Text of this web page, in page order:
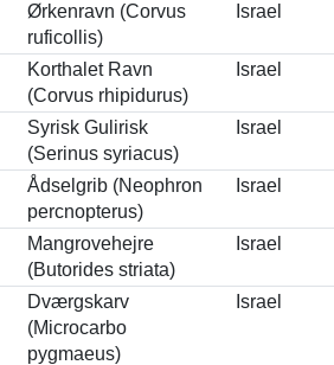
Ørkenravn (Corvus
ruficollis)
Israel
Korthalet Ravn
(Corvus rhipidurus)
Israel
Syrisk Gulirisk
(Serinus syriacus)
Israel
Ådselgrib (Neophron
percnopterus)
Israel
Mangrovehejre
(Butorides striata)
Israel
Dværgskarv
(Microcarbo
pygmaeus)
Israel